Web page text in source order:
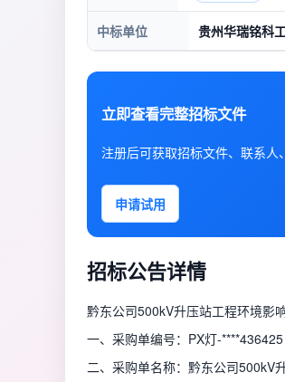
中标单位 贵州华瑞铭科
立即查看完整招标文件
注册后可获取招标文件、联系人
申请试用
招标公告详情
黔东公司500kV升压站工程环境影
一、采购单编号：PX灯-****436425
二、采购单名称：黔东公司500kV